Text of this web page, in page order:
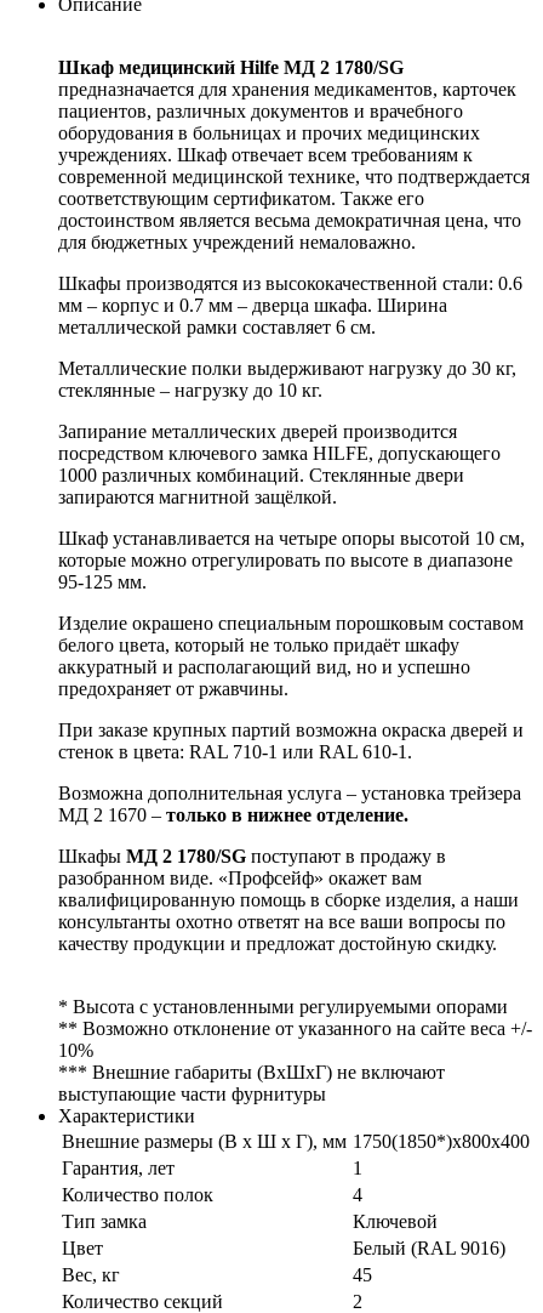
Шкаф медицинский Hilfe МД 2 1780/SG
предназначается для хранения медикаментов, карточек
пациентов, различных документов и врачебного
оборудования в больницах и прочих медицинских
учреждениях. Шкаф отвечает всем требованиям к
современной медицинской технике, что подтверждается
соответствующим сертификатом. Также его
достоинством является весьма демократичная цена, что
для бюджетных учреждений немаловажно.
Шкафы производятся из высококачественной стали: 0.6
мм – корпус и 0.7 мм – дверца шкафа. Ширина
металлической рамки составляет 6 см.
Металлические полки выдерживают нагрузку до 30 кг,
стеклянные – нагрузку до 10 кг.
Запирание металлических дверей производится
посредством ключевого замка HILFE, допускающего
1000 различных комбинаций. Стеклянные двери
запираются магнитной защёлкой.
Шкаф устанавливается на четыре опоры высотой 10 см,
которые можно отрегулировать по высоте в диапазоне
95-125 мм.
Изделие окрашено специальным порошковым составом
белого цвета, который не только придаёт шкафу
аккуратный и располагающий вид, но и успешно
предохраняет от ржавчины.
При заказе крупных партий возможна окраска дверей и
стенок в цвета: RAL 710-1 или RAL 610-1.
Возможна дополнительная услуга – установка трейзера
MД 2 1670 – только в нижнее отделение.
Шкафы МД 2 1780/SG поступают в продажу в
разобранном виде. «Профсейф» окажет вам
квалифицированную помощь в сборке изделия, а наши
консультанты охотно ответят на все ваши вопросы по
качеству продукции и предложат достойную скидку.
* Высота с установленными регулируемыми опорами
** Возможно отклонение от указанного на сайте веса +/-
10%
*** Внешние габариты (ВхШхГ) не включают
выступающие части фурнитуры
Характеристики
Внешние размеры (В х Ш х Г), мм 1750(1850*)x800x400
Гарантия, лет
1
Количество полок
4
Тип замка
Ключевой
Цвет
Белый (RAL 9016)
Вес, кг
45
Количество секций
2